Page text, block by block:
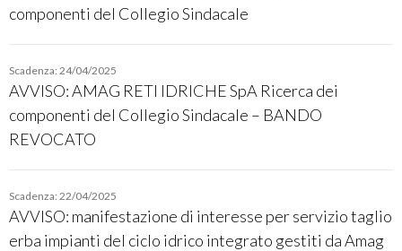
componenti del Collegio Sindacale
Scadenza: 24/04/2025
AVVISO: AMAG RETI IDRICHE SpA Ricerca dei
componenti del Collegio Sindacale – BANDO
REVOCATO
Scadenza: 22/04/2025
AVVISO: manifestazione di interesse per servizio taglio
erba impianti del ciclo idrico integrato gestiti da Amag